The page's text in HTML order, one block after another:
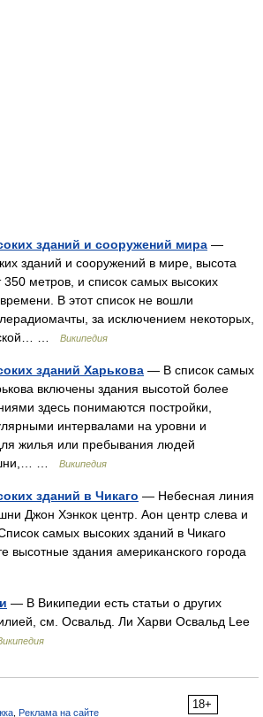
зданий и сооружений мира —
зданий и сооружений в мире, высота
метров, и список самых высоких
В этот список не вошли
за исключением некоторых,
…
Википедия
зданий Харькова — В список самых
включены здания высотой более
здесь понимаются постройки,
интервалами на уровни и
жилья или пребывания людей
…
Википедия
зданий в Чикаго — Небесная линия
Джон Хэнкок центр. Аон центр слева и
самых высоких зданий в Чикаго
высотные здания американского города
— В Википедии есть статьи о других
см. Освальд. Ли Харви Освальд Lee
18+
Реклама на сайте